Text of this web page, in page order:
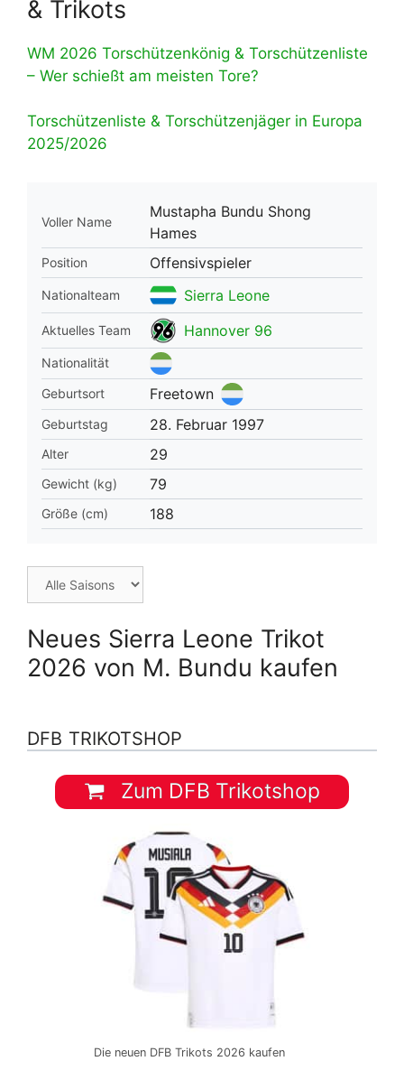
& Trikots
WM 2026 Torschützenkönig & Torschützenliste
– Wer schießt am meisten Tore?
Torschützenliste & Torschützenjäger in Europa
2025/2026
Voller Name
Mustapha Bundu Shong
Hames
Position Offensivspieler
Nationalteam Sierra Leone
Aktuelles Team Hannover 96
Nationalität
Geburtsort
Freetown
Geburtstag 28. Februar 1997
Alter 29
Gewicht (kg) 79
Größe (cm) 188
Neues Sierra Leone Trikot
2026 von M. Bundu kaufen
DFB TRIKOTSHOP
Zum DFB Trikotshop
Die neuen DFB Trikots 2026 kaufen